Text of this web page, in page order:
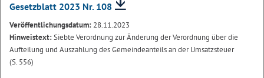
Gesetzblatt 2023 Nr. 108
Veröffentlichungsdatum: 28.11.2023
Hinweistext:Siebte Verordnung zur Änderung der Verordnung über die
Aufteilung und Auszahlung des Gemeindeanteils an der Umsatzsteuer
(S. 556)